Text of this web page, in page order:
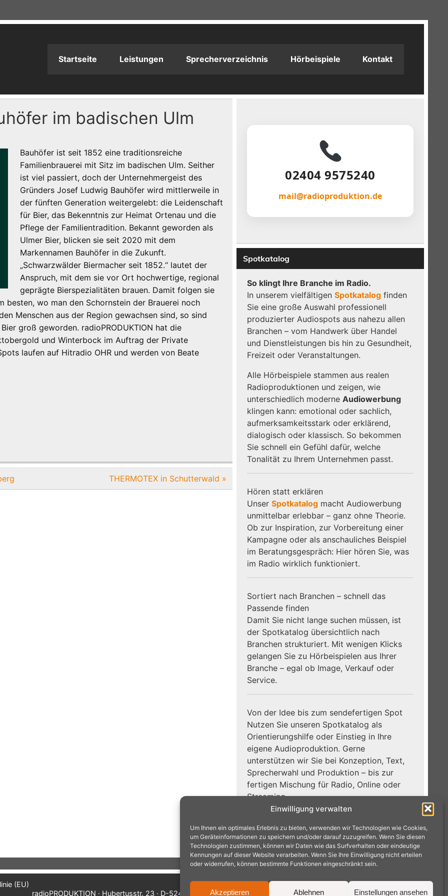
Einwilligung verwalten
Um Ihnen ein optimales Erlebnis zu bieten, verwenden wir Technologien wie Cookies,
um Geräteinformationen zu speichern und/oder darauf zuzugreifen. Wenn Sie diesen
Technologien zustimmen, können wir Daten wie das Surfverhalten oder eindeutige
Kennungen auf dieser Website verarbeiten. Wenn Sie Ihre Einwilligung nicht erteilen
oder widerrufen, können bestimmte Funktionen eingeschränkt sein.
Akzeptieren Ablehnen Einstellungen ansehen
Startseite Leistungen Sprecherverzeichnis Hörbeispiele Kontakt
im badischen Ulm
Bauhöfer ist seit 1852 eine traditionsreiche
Familienbrauerei mit Sitz im badischen Ulm. Seither
ist viel passiert, doch der Unternehmergeist des
Gründers Josef Ludwig Bauhöfer wird mittlerweile in
der fünften Generation weitergelebt: die Leidenschaft
für Bier, das Bekenntnis zur Heimat Ortenau und die
Pflege der Familientradition. Bekannt geworden als
Ulmer Bier, blicken sie seit 2020 mit dem
Markennamen Bauhöfer in die Zukunft.
„Schwarzwälder Biermacher seit 1852.“ lautet der
Anspruch, mit dem sie vor Ort hochwertige, regional
geprägte Bierspezialitäten brauen. Damit folgen sie
besten, wo man den Schornstein der Brauerei noch
Menschen aus der Region gewachsen sind, so sind
groß geworden. radioPRODUKTION hat die
und Winterbock im Auftrag der Private
laufen auf Hitradio OHR und werden von Beate
THERMOTEX in Schutterwald »
02404 9575240
mail@radioproduktion.de
Spotkatalog
So klingt Ihre Branche im Radio.
In unserem vielfältigenSpotkatalog finden
Sie eine große Auswahl professionell
produzierter Audiospots aus nahezu allen
Branchen – vom Handwerk über Handel
und Dienstleistungen bis hin zu Gesundheit,
Freizeit oder Veranstaltungen.
Alle Hörbeispiele stammen aus realen
Radioproduktionen und zeigen, wie
unterschiedlich moderne Audiowerbung
klingen kann: emotional oder sachlich,
aufmerksamkeitsstark oder erklärend,
dialogisch oder klassisch. So bekommen
Sie schnell ein Gefühl dafür, welche
Tonalität zu Ihrem Unternehmen passt.
Hören statt erklären
UnserSpotkatalog macht Audiowerbung
unmittelbar erlebbar – ganz ohne Theorie.
Ob zur Inspiration, zur Vorbereitung einer
Kampagne oder als anschauliches Beispiel
im Beratungsgespräch: Hier hören Sie, was
im Radio wirklich funktioniert.
Sortiert nach Branchen – schnell das
Passende finden
Damit Sie nicht lange suchen müssen, ist
der Spotkatalog übersichtlich nach
Branchen strukturiert. Mit wenigen Klicks
gelangen Sie zu Hörbeispielen aus Ihrer
Branche – egal ob Image, Verkauf oder
Service.
Von der Idee bis zum sendefertigen Spot
Nutzen Sie unseren Spotkatalog als
Orientierungshilfe oder Einstieg in Ihre
eigene Audioproduktion. Gerne
unterstützen wir Sie bei Konzeption, Text,
Sprecherwahl und Produktion – bis zur
fertigen Mischung für Radio, Online oder
Streaming.
Spotkatalog →
(EU)
radioPRODUKTION · Hubertusstr. 23 · D-52477 Alsdorf/Aachen · Tel.: 02404 9575240 ·
mail@radioproduktion.de